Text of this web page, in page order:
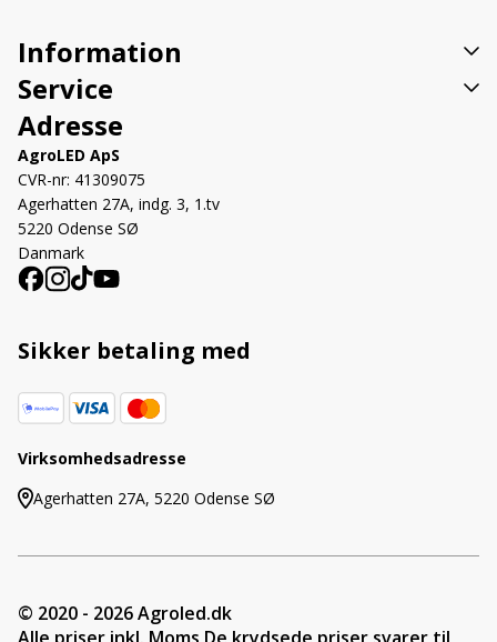
Information
Service
Adresse
AgroLED ApS
CVR-nr: 41309075
Agerhatten 27A, indg. 3, 1.tv
5220 Odense SØ
Danmark
Sikker betaling med
Virksomhedsadresse
Agerhatten 27A, 5220 Odense SØ
© 2020 - 2026 Agroled.dk
Alle priser inkl. Moms De krydsede priser svarer til